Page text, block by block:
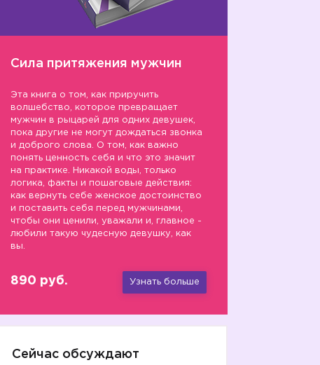
Сила притяжения мужчин
Эта книга о том, как приручить
волшебство, которое превращает
мужчин в рыцарей для одних девушек,
пока другие не могут дождаться звонка
и доброго слова. О том, как важно
понять ценность себя и что это значит
на практике. Никакой воды, только
логика, факты и пошаговые действия:
как вернуть себе женское достоинство
и поставить себя перед мужчинами,
чтобы они ценили, уважали и, главное -
любили такую чудесную девушку, как
вы.
890 руб. Узнать больше
Сейчас обсуждают